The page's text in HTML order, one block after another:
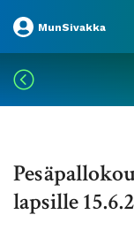
MunSivakka
lapsille